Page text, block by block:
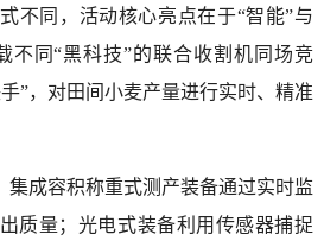
不同，活动核心亮点在于“智能”与
不同“黑科技”的联合收割机同场竞
”，对田间小麦产量进行实时、精准
集成容积称重式测产装备通过实时监
质量；光电式装备利用传感器捕捉